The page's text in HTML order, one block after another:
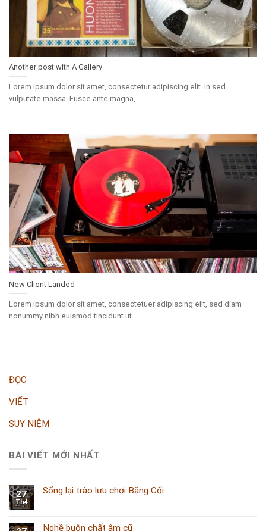
ĐỌC
VIẾT
SUY NIỆM
BÀI VIẾT MỚI NHẤT
27
Th4
Sống lại trào lưu chơi Băng Cối
Nghề buôn chất âm cũ
Another post with A Gallery
Lorem ipsum dolor sit amet, consectetur adipiscing elit. In sed
vulputate massa. Fusce ante magna,
New Client Landed
Lorem ipsum dolor sit amet, consectetuer adipiscing elit, sed diam
nonummy nibh euismod tincidunt ut